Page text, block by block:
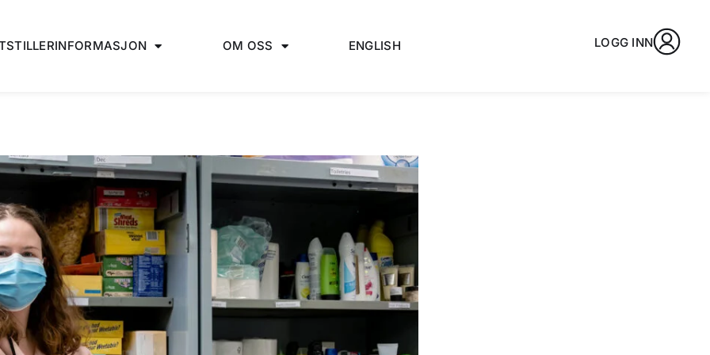
OM OSS ENGLISH LOGG INN